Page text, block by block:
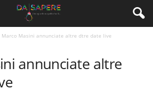
Marco Masini annunciate altre dtre date live
annunciate altre